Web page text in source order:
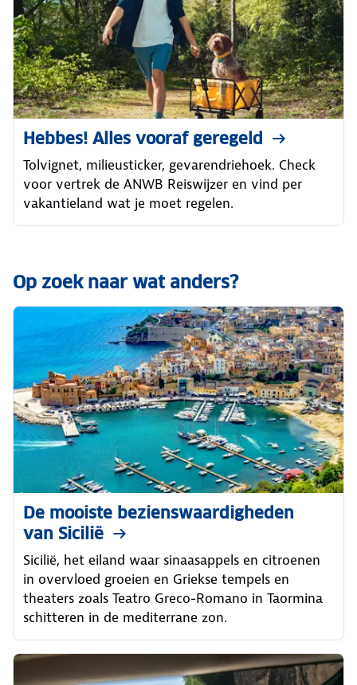
Hebbes! Alles vooraf geregeld
Tolvignet, milieusticker, gevarendriehoek. Check
voor vertrek de ANWB Reiswijzer en vind per
vakantieland wat je moet regelen.
Op zoek naar wat anders?
De mooiste bezienswaardigheden
van Sicilië
Sicilië, het eiland waar sinaasappels en citroenen
in overvloed groeien en Griekse tempels en
theaters zoals Teatro Greco-Romano in Taormina
schitteren in de mediterrane zon.